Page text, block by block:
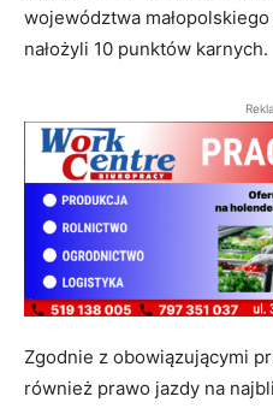
województwa
nałożyli 10 punktów karnych.
Zgodnie z obowiązującymi
również prawo jazdy na